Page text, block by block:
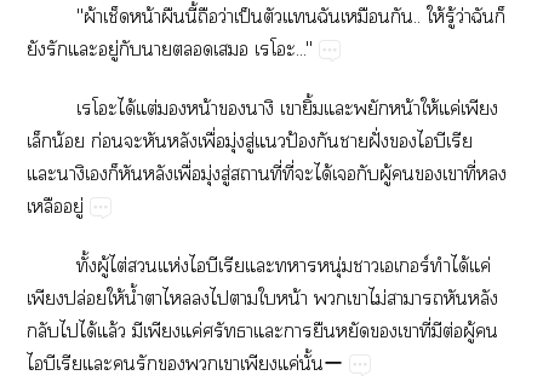
"ผ้​​น้​​ี้​​ว่​ป็​​​​​..​ให้​ู้​ว่​​​
​​​ู่​​​​​..."
ได้​ต่​​น้​​​ิ้​​​น้​ให้​ค่​​
​น้​ก่​​​​ื่​ุ่​ู่​​ป้​​​ฝั่​​​​​
​​​​ื่​ุ่​ู่​​ี่​ี่​​ได้​​​ู้​​​​ี่​​
​ู่
ั้​ู้​ไต่​​ห่​​​​​​ุ่​​​ร์​ได้​ค่​
​ปล่​ให้​น้ำ​​​​​​​น้​​​ไม่​​​​
​​ได้​ล้​​​ค่​​​​​​​​ี่​​ต่​ู้​​
​​​​​​​​​​ค่​ั้ー